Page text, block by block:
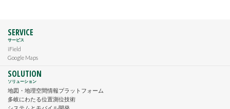
SERVICE
サービス
iField
Google Maps
SOLUTION
ソリューション
地図・地理空間情報プラットフォーム
多岐にわたる位置測位技術
システムとモバイル開発